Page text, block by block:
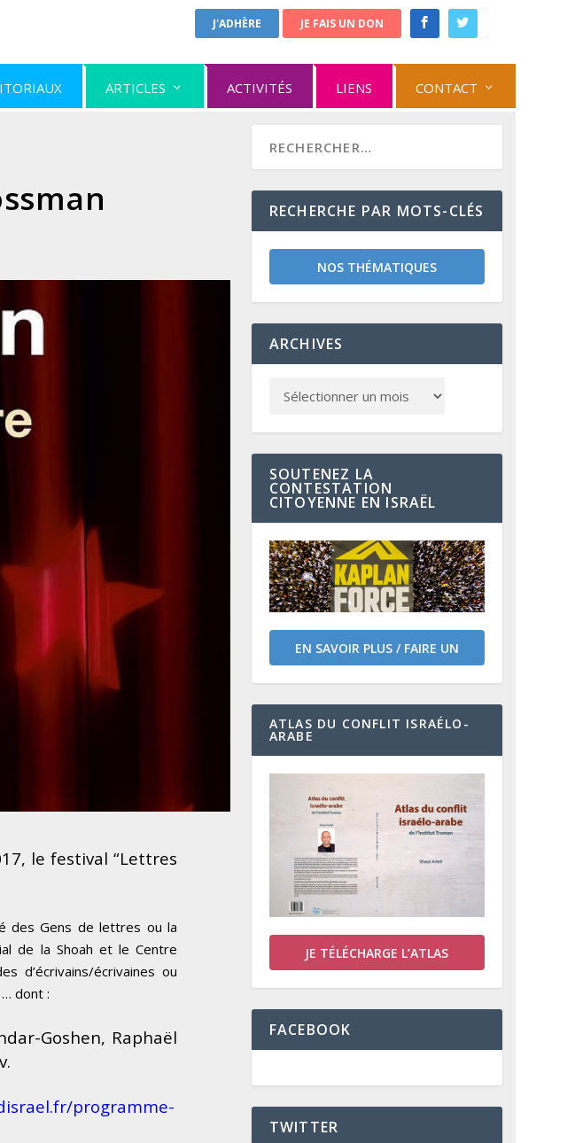
J'ADHÈRE JE FAIS UN DON
ARTICLES ACTIVITÉS LIENS CONTACT
le festival “Lettres
des Gens de lettres ou la
de la Shoah et le Centre
d’écrivains/écrivaines ou
dont :
Goshen, Raphaël
programme-
RECHERCHE PAR MOTS-CLÉS
NOS THÉMATIQUES
ARCHIVES
SOUTENEZ LA
CONTESTATION
CITOYENNE EN ISRAËL
EN SAVOIR PLUS / FAIRE UN
DON
ATLAS DU CONFLIT ISRAÉLO-
ARABE
JE TÉLÉCHARGE L’ATLAS
FACEBOOK
TWITTER